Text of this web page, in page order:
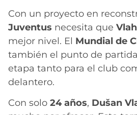
Con un proyecto en
Juventus necesita que
mejor nivel. El Mundial de
también el punto de
etapa tanto para el club
delantero.
Con solo 24 años, Dušan